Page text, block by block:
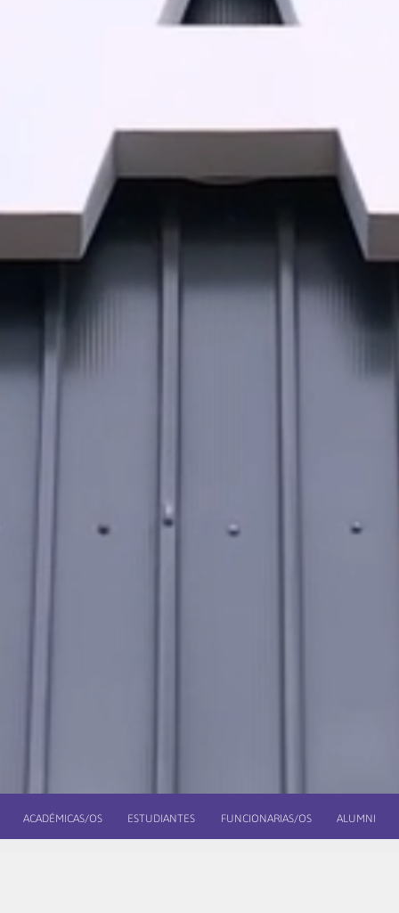
ACADÉMICAS/OS ESTUDIANTES FUNCIONARIAS/OS ALUMNI